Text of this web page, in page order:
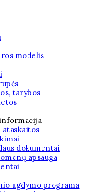
modelis
tarybos
ataskaitos
dokumentai
apsauga
ugdymo programa